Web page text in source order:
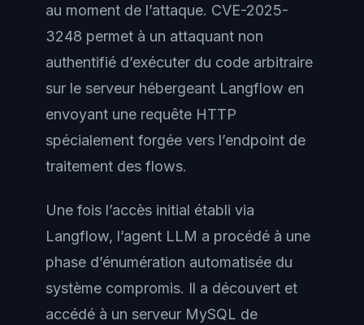
au moment de l’attaque. CVE-2025-
3248 permet à un attaquant non
authentifié d’exécuter du code arbitraire
sur le serveur hébergeant Langflow en
envoyant une requête HTTP
spécialement forgée vers l’endpoint de
traitement des flows.
Une fois l’accès initial établi via
Langflow, l’agent LLM a procédé à une
phase d’énumération automatisée du
système compromis. Il a découvert et
accédé à un serveur MySQL de